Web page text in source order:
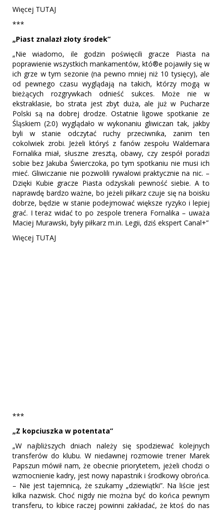
Więcej TUTAJ
***
„Piast znalazł złoty środek”
„Nie wiadomo, ile godzin poświęcili gracze Piasta na
poprawienie wszystkich mankamentów, któ®e pojawiły się w
ich grze w tym sezonie (na pewno mniej niż 10 tysięcy), ale
od pewnego czasu wyglądają na takich, którzy mogą w
bieżących rozgrywkach odnieść sukces. Może nie w
ekstraklasie, bo strata jest zbyt duża, ale już w Pucharze
Polski są na dobrej drodze. Ostatnie ligowe spotkanie ze
Śląskiem (2:0) wyglądało w wykonaniu gliwiczan tak, jakby
byli w stanie odczytać ruchy przeciwnika, zanim ten
cokolwiek zrobi. Jeżeli któryś z fanów zespołu Waldemara
Fornalika miał, słuszne zresztą, obawy, czy zespół poradzi
sobie bez Jakuba Świerczoka, po tym spotkaniu nie musi ich
mieć. Gliwiczanie nie pozwolili rywalowi praktycznie na nic. –
Dzięki Kubie gracze Piasta odzyskali pewność siebie. A to
naprawdę bardzo ważne, bo jeżeli piłkarz czuje się na boisku
dobrze, będzie w stanie podejmować większe ryzyko i lepiej
grać. I teraz widać to po zespole trenera Fornalika – uważa
Maciej Murawski, były piłkarz m.in. Legii, dziś ekspert Canal+”
Więcej TUTAJ
***
„Z kopciuszka w potentata”
„W najbliższych dniach należy się spodziewać kolejnych
transferów do klubu. W niedawnej rozmowie trener Marek
Papszun mówił nam, że obecnie priorytetem, jeżeli chodzi o
wzmocnienie kadry, jest nowy napastnik i środkowy obrońca.
– Nie jest tajemnicą, że szukamy „dziewiątki”. Na liście jest
kilka nazwisk. Choć nigdy nie można być do końca pewnym
transferu, to kibice raczej powinni zakładać, że ktoś do nas